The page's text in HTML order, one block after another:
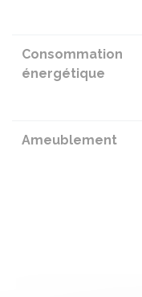
Consommation
énergétique
Ameublement